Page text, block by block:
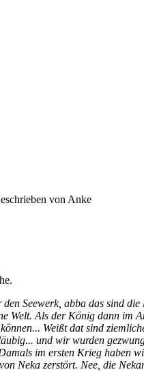
von Anke
Seewerk, abba das sind
Welt. Als der König dann im
Weißt dat sind
und wir wurden
im ersten Krieg haben
Neka zerstört. Nee, die